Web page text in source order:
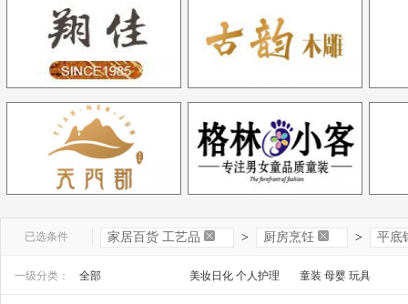
已选条件 家居百货 工艺品 > 厨房烹饪 > 平底
一级分类： 全部 美妆日化 个人护理
童装 母婴 玩具